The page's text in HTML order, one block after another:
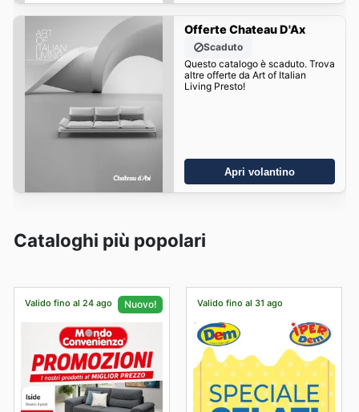
Offerte Chateau D'Ax
Scaduto
Questo catalogo è scaduto. Trova
altre offerte da Art of Italian
Living Presto!
Apri volantino
Cataloghi più popolari
Valido fino al 24 ago Nuovo! Valido fino al 31 ago